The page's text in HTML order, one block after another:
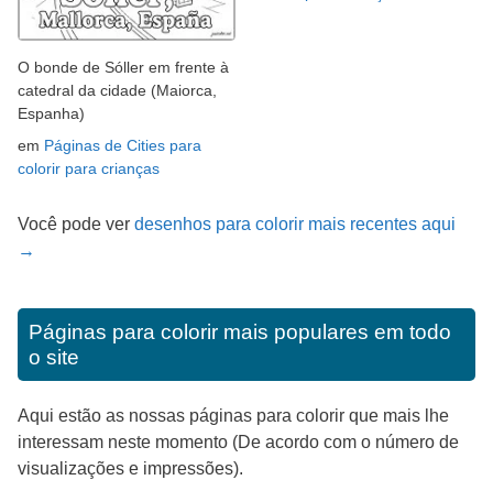
O bonde de Sóller em frente à
catedral da cidade (Maiorca,
Espanha)
em Páginas de Cities para
colorir para crianças
Você pode ver desenhos para colorir mais recentes aqui
→
Páginas para colorir mais populares em todo
o site
Aqui estão as nossas páginas para colorir que mais lhe
interessam neste momento (De acordo com o número de
visualizações e impressões).